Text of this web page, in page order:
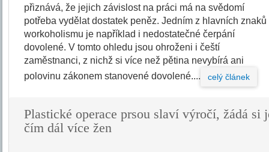
přiznává, že jejich závislost na práci má na svědomí
potřeba vydělat dostatek peněz. Jedním z hlavních znaků
workoholismu je například i nedostatečné čerpání
dovolené. V tomto ohledu jsou ohroženi i čeští
zaměstnanci, z nichž si více než pětina nevybírá ani
polovinu zákonem stanovené dovolené....
celý článek
Plastické operace prsou slaví výročí, žádá si
čím dál více žen